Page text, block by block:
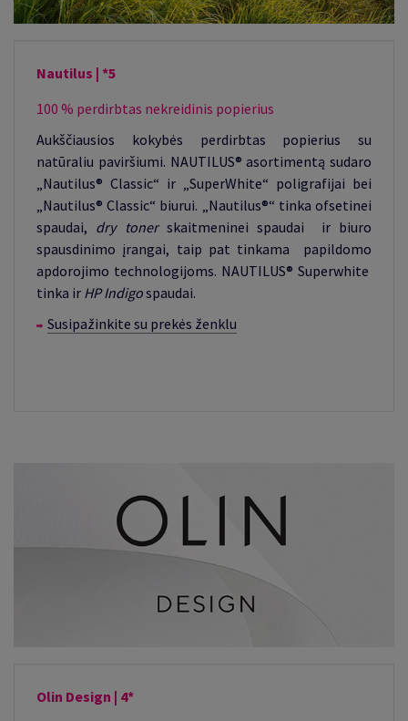
Nautilus | *5
100 % perdirbtas nekreidinis popierius
Aukščiausios kokybės perdirbtas popierius su
natūraliu paviršiumi. NAUTILUS® asortimentą sudaro
„Nautilus® Classic“ ir „SuperWhite“ poligrafijai bei
„Nautilus® Classic“ biurui. „Nautilus®“ tinka ofsetinei
spaudai, dry tonerskaitmeninei spaudai ir biuro
spausdinimo įrangai, taip pat tinkama papildomo
apdorojimo technologijoms. NAUTILUS® Superwhite
tinka ir HP Indigospaudai.
Susipažinkite su prekės ženklu
Olin Design | 4*